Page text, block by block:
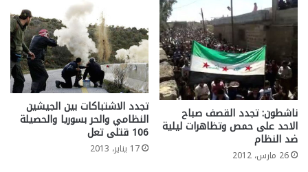
ناشطون: تجدد القصف صباح
الاحد على حمص وتظاهرات ليلية
ضد النظام
26 مارس، 2012
تجدد الاشتباكات بين الجيشين
النظامي والحر بسوريا والحصيلة
106 قتلى تعل
17 يناير، 2013